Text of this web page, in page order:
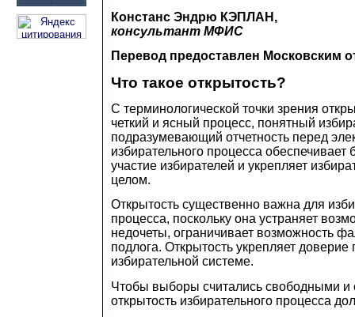
Констанс Эндрю КЭПЛАН,
консультант МФИС
Перевод предоставлен Московским
Что такое открытость?
С терминологической точки зрения
четкий и ясный процесс, понятный
подразумевающий отчетность перед
избирательного процесса обеспечивает
участие избирателей и укрепляет
целом.
Открытость существенно важна для
процесса, поскольку она устраняет
недочеты, ограничивает возможность
подлога. Открытость укрепляет доверие
избирательной системе.
Чтобы выборы считались свободными
открытость избирательного процесса